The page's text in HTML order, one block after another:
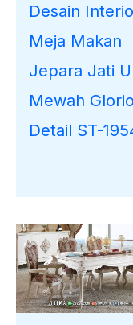
Desain
Meja Makan
Jepara Jati
Mewah
Detail ST-